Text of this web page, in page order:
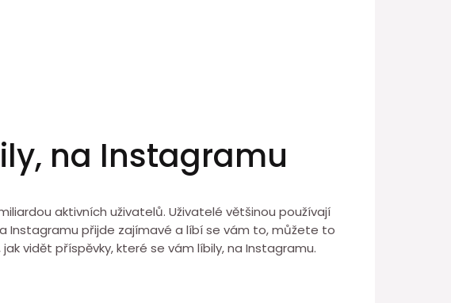
na Instagramu
aktivních uživatelů. Uživatelé většinou používají
Instagramu přijde zajímavé a líbí se vám to, můžete to
vidět příspěvky, které se vám líbily, na Instagramu.